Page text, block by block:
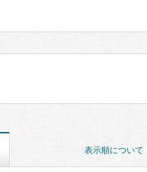
表示順について